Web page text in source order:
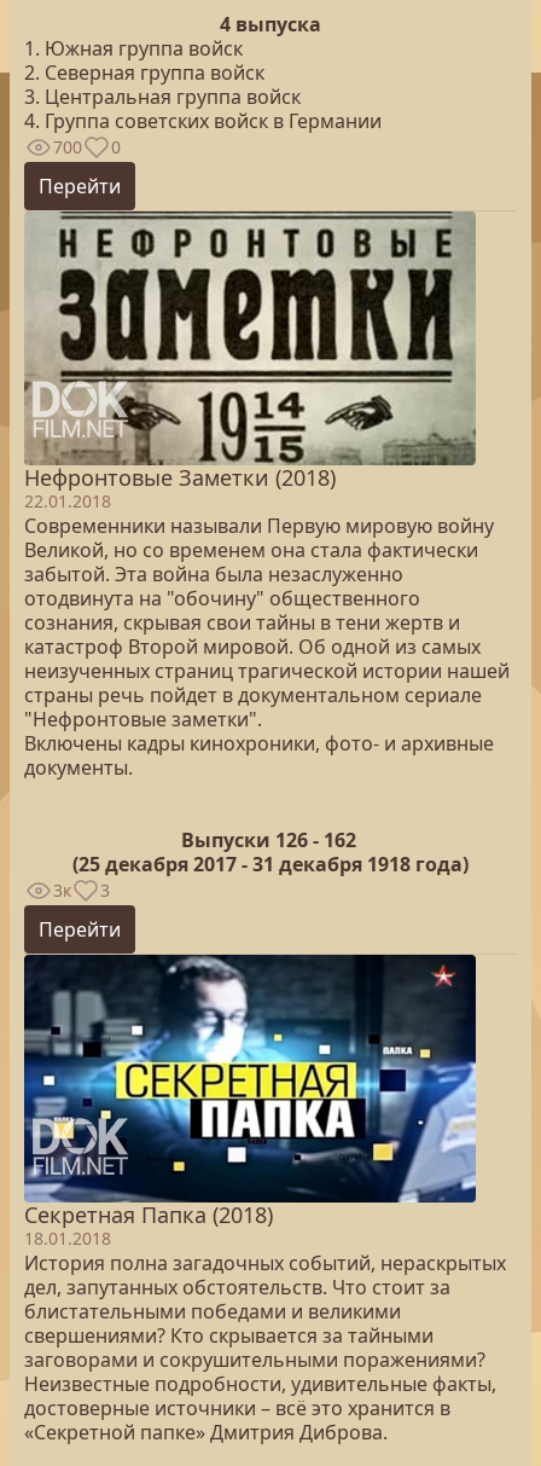
4 выпуска
1. Южная группа войск
2. Северная группа войск
3. Центральная группа войск
4. Группа советских войск в Германии
700 0
Перейти
Нефронтовые Заметки (2018)
22.01.2018
Современники называли Первую мировую войну
Великой, но со временем она стала фактически
забытой. Эта война была незаслуженно
отодвинута на "обочину" общественного
сознания, скрывая свои тайны в тени жертв и
катастроф Второй мировой. Об одной из самых
неизученных страниц трагической истории нашей
страны речь пойдет в документальном сериале
"Нефронтовые заметки".
Включены кадры кинохроники, фото- и архивные
документы.
Выпуски 126 - 162
(25декабря 2017 - 31 декабря 1918 года)
3к 3
Перейти
Секретная Папка (2018)
18.01.2018
История полна загадочных событий, нераскрытых
дел, запутанных обстоятельств. Что стоит за
блистательными победами и великими
свершениями? Кто скрывается за тайными
заговорами и сокрушительными поражениями?
Неизвестные подробности, удивительные факты,
достоверные источники – всё это хранится в
«Секретной папке» Дмитрия Диброва.